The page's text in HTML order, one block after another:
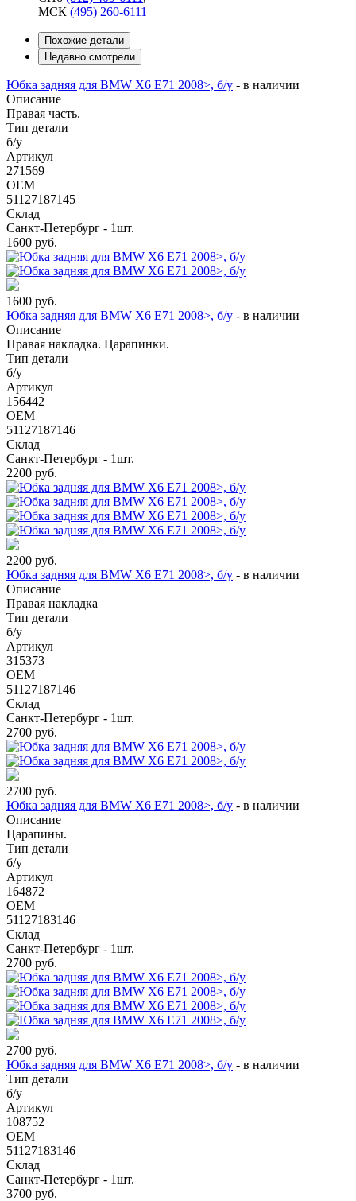
МСК (495) 260-6111
Похожие детали
Недавно смотрели
Юбка задняя для BMW X6 E71 2008>, б/у - в наличии
Описание
Правая часть.
Тип детали
б/у
Артикул
271569
OEM
51127187145
Склад
Санкт-Петербург - 1шт.
1600 руб.
1600 руб.
Юбка задняя для BMW X6 E71 2008>, б/у - в наличии
Описание
Правая накладка. Царапинки.
Тип детали
б/у
Артикул
156442
OEM
51127187146
Склад
Санкт-Петербург - 1шт.
2200 руб.
2200 руб.
Юбка задняя для BMW X6 E71 2008>, б/у - в наличии
Описание
Правая накладка
Тип детали
б/у
Артикул
315373
OEM
51127187146
Склад
Санкт-Петербург - 1шт.
2700 руб.
2700 руб.
Юбка задняя для BMW X6 E71 2008>, б/у - в наличии
Описание
Царапины.
Тип детали
б/у
Артикул
164872
OEM
51127183146
Склад
Санкт-Петербург - 1шт.
2700 руб.
2700 руб.
Юбка задняя для BMW X6 E71 2008>, б/у - в наличии
Тип детали
б/у
Артикул
108752
OEM
51127183146
Склад
Санкт-Петербург - 1шт.
3700 руб.